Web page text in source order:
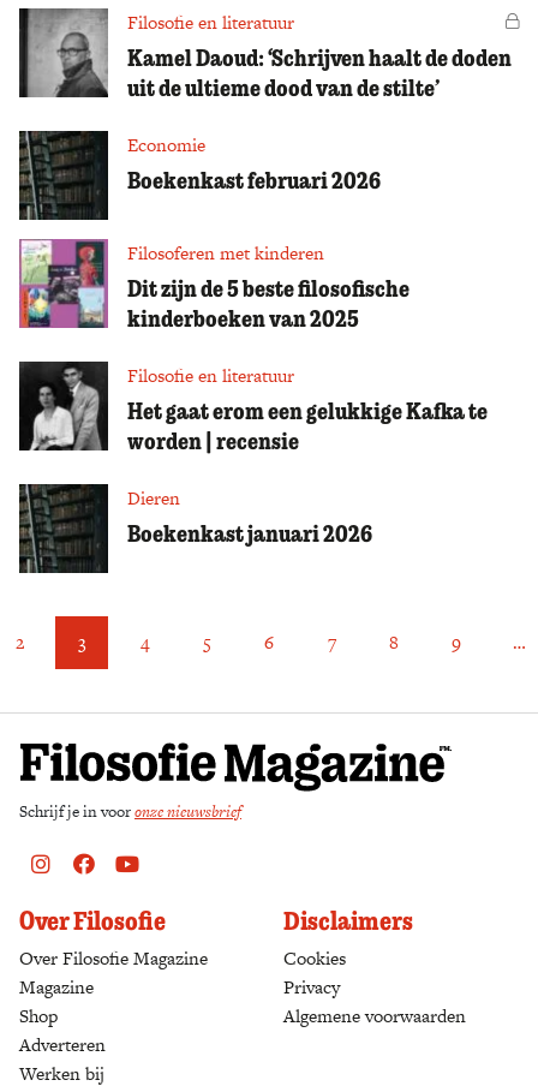
Filosofie en literatuur
Kamel Daoud: ‘Schrijven haalt de doden
uit de ultieme dood van de stilte’
Economie
Boekenkast februari 2026
Filosoferen met kinderen
Dit zijn de 5 beste filosofische
kinderboeken van 2025
Filosofie en literatuur
Het gaat erom een gelukkige Kafka te
worden | recensie
Dieren
Boekenkast januari 2026
2 3 4 5 6 7 8 9 …
Schrijf je in vooronze nieuwsbrief
Instagram
FacebookYoutube
Over Filosofie
Over Filosofie Magazine
Magazine
Shop
Adverteren
Werken bij
Disclaimers
Cookies
Privacy
Algemene voorwaarden